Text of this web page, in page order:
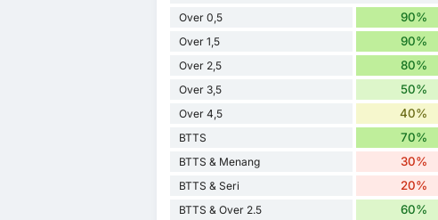
Over 0,5
90%
Over 1,5 90%
Over 2,5 80%
Over 3,5 50%
Over 4,5 40%
BTTS 70%
BTTS & Menang 30%
BTTS & Seri 20%
BTTS & Over 2.5 60%